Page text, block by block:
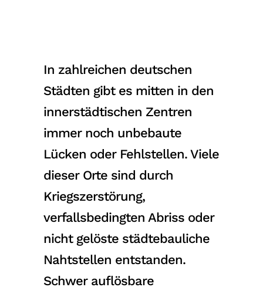
In zahlreichen deutschen
Städten gibt es mitten in den
innerstädtischen Zentren
immer noch unbebaute
Lücken oder Fehlstellen. Viele
dieser Orte sind durch
Kriegszerstörung,
verfallsbedingten Abriss oder
nicht gelöste städtebauliche
Nahtstellen entstanden.
Schwer auflösbare